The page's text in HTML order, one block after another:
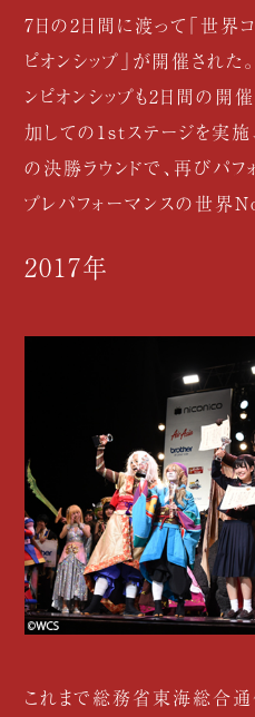
7日の2日間に渡って「世界
ピオンシップ」が開催され
ンピオンシップも2日間の開
加しての1stステージを実施
の決勝ラウンドで、再びパフ
プレパフォーマンスの世界
2017年
これまで総務省東海総合通